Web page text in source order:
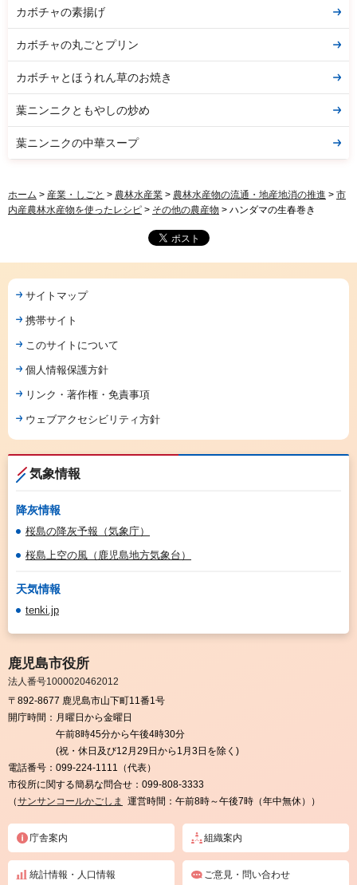
カボチャの素揚げ
カボチャの丸ごとプリン
カボチャとほうれん草のお焼き
葉ニンニクともやしの炒め
葉ニンニクの中華スープ
ホーム > 産業・しごと > 農林水産業 > 農林水産物の流通・地産地消の推進 > 市
内産農林水産物を使ったレシピ > その他の農産物 > ハンダマの生春巻き
サイトマップ
携帯サイト
このサイトについて
個人情報保護方針
リンク・著作権・免責事項
ウェブアクセシビリティ方針
気象情報
降灰情報
桜島の降灰予報（気象庁）
桜島上空の風（鹿児島地方気象台）
天気情報
tenki.jp
鹿児島市役所
法人番号1000020462012
〒892-8677 鹿児島市山下町11番1号
開庁時間： 月曜日から金曜日
午前8時45分から午後4時30分
(祝・休日及び12月29日から1月3日を除く)
電話番号： 099-224-1111（代表）
市役所に関する簡易な問合せ： 099-808-3333
（サンサンコールかごしま 運営時間：午前8時～午後7時（年中無休））
庁舎案内 組織案内
統計情報・人口情報 ご意見・問い合わせ